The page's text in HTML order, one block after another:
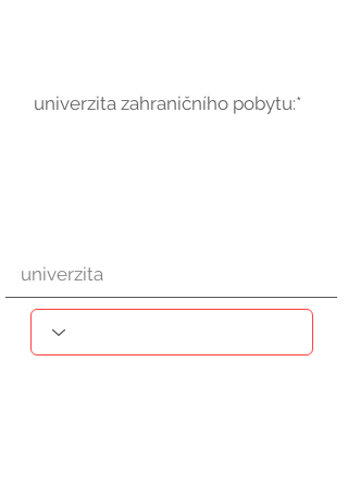
univerzita zahraničního pobytu:*